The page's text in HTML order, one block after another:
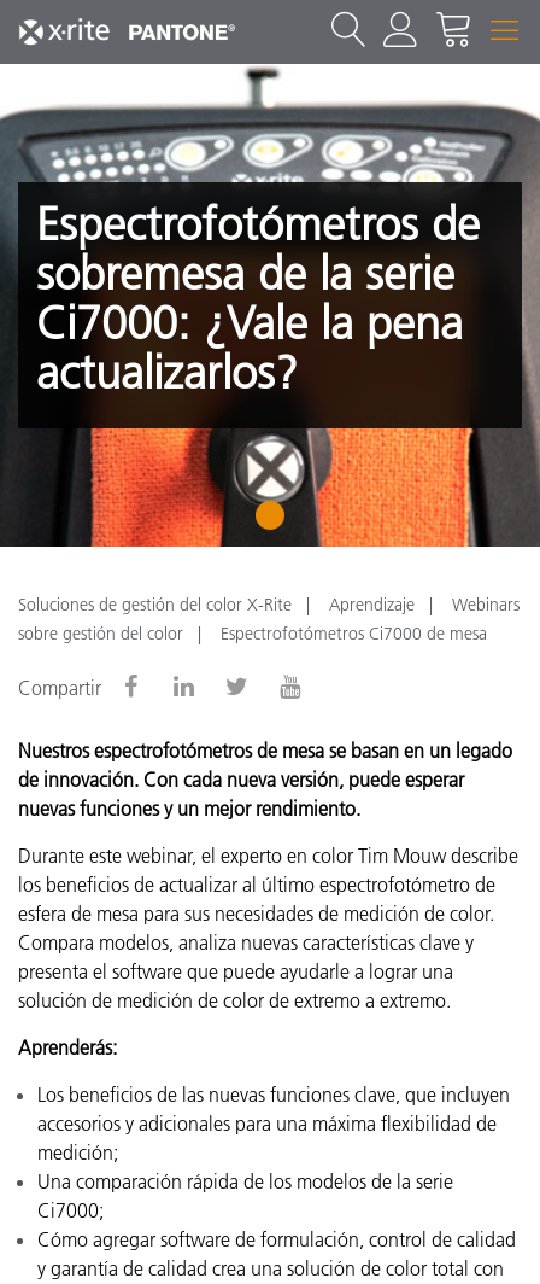
Espectrofotómetros de
sobremesa de la serie
Ci7000: ¿Vale la pena
actualizarlos?
1
Soluciones de gestión del color X-Rite Aprendizaje
Webinars
sobre gestión del color
Espectrofotómetros Ci7000 de mesa
Compartir
Nuestros espectrofotómetros de mesa se basan en un legado
de innovación. Con cada nueva versión, puede esperar
nuevas funciones y un mejor rendimiento.
Durante este webinar, el experto en color Tim Mouw describe
los beneficios de actualizar al último espectrofotómetro de
esfera de mesa para sus necesidades de medición de color.
Compara modelos, analiza nuevas características clave y
presenta el software que puede ayudarle a lograr una
solución de medición de color de extremo a extremo.
Aprenderás:
Los beneficios de las nuevas funciones clave, que incluyen
accesorios y adicionales para una máxima flexibilidad de
medición;
Una comparación rápida de los modelos de la serie
Ci7000;
Cómo agregar software de formulación, control de calidad
y garantía de calidad crea una solución de color total con